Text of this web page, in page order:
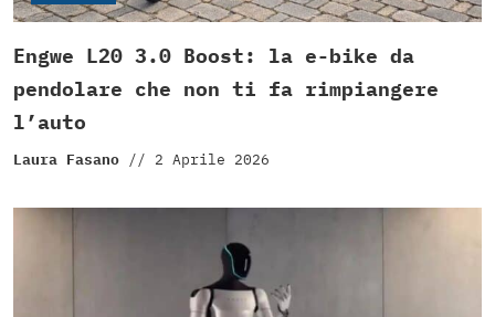
Engwe L20 3.0 Boost: la e-bike da
pendolare che non ti fa rimpiangere
l’auto
Laura Fasano // 2 Aprile 2026